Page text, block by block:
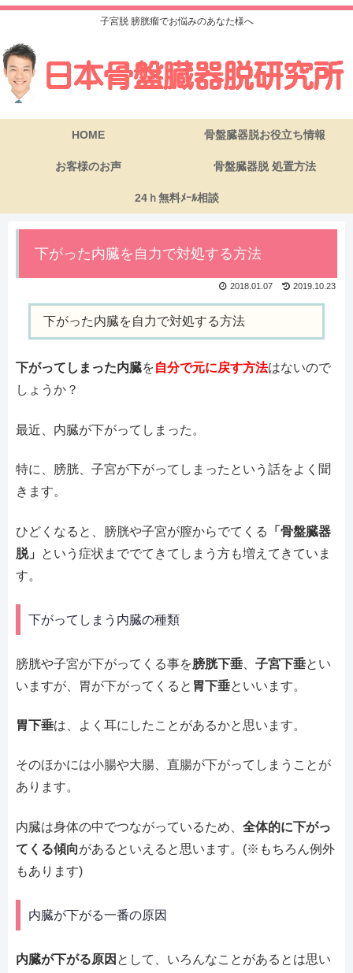
子宮脱 膀胱瘤でお悩みのあなた様へ
HOME 骨盤臓器脱お役立ち情報
お客様のお声 骨盤臓器脱 処置方法
24ｈ無料ﾒｰﾙ相談
下がった内臓を自力で対処する方法
2019.10.23
2018.01.07
下がった内臓を自力で対処する方法
下がってしまった内臓を自分で元に戻す方法はないので
しょうか？
最近、内臓が下がってしまった。
特に、膀胱、子宮が下がってしまったという話をよく聞
きます。
ひどくなると、膀胱や子宮が膣からでてくる
「骨盤臓器
脱」
という症状まででてきてしまう方も増えてきていま
す。
下がってしまう内臓の種類
膀胱や子宮が下がってくる事を膀胱下垂 子宮下垂とい
いますが、胃が下がってくると 胃下垂といいます。
胃下垂は、よく耳にしたことがあるかと思います。
そのほかには小腸や大腸、直腸が下がってしまうことが
あります。
内臓は身体の中でつながっているため、 全体的に下がっ
てくる傾向があるといえると思います。(※もちろん例外
もあります)
内臓が下がる一番の原因
内臓が下がる原因 として、いろんなことがあるとは思い